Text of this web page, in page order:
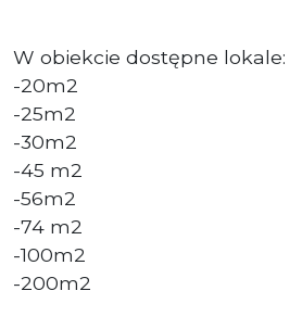
W obiekcie dostępne lokale:
-20m2
-25m2
-30m2
-45 m2
-56m2
-74 m2
-100m2
-200m2